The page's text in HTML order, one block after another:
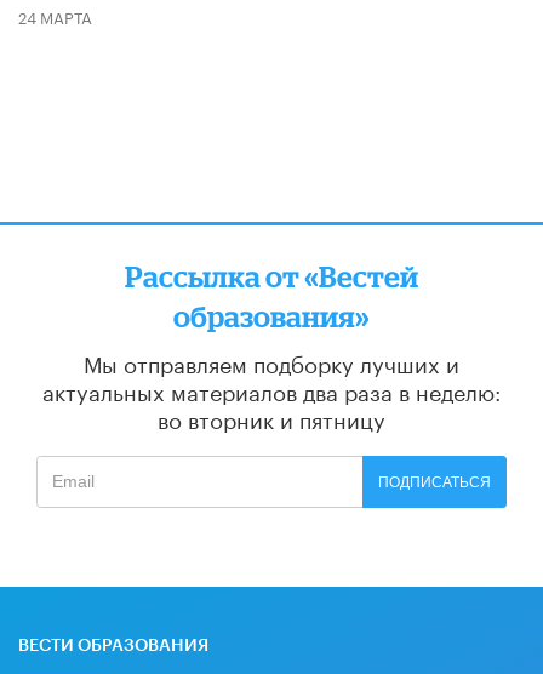
24 МАРТА
Рассылка от «Вестей
образования»
Мы отправляем подборку лучших и
актуальных материалов два раза в неделю:
во вторник и пятницу
ПОДПИСАТЬСЯ
ВЕСТИ ОБРАЗОВАНИЯ